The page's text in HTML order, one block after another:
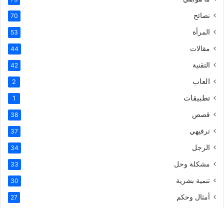
نصائح 70
المرأة 53
مقالات 44
التقنية 42
العاب 2
تطبيقات 1
قصص 38
ترفيهي 37
الرجل 34
مشكلة وحل 33
تنمية بشرية 30
أمثال وحكم 27